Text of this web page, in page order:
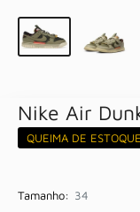
Nike Air
QUEIMA DE
Tamanho: 34